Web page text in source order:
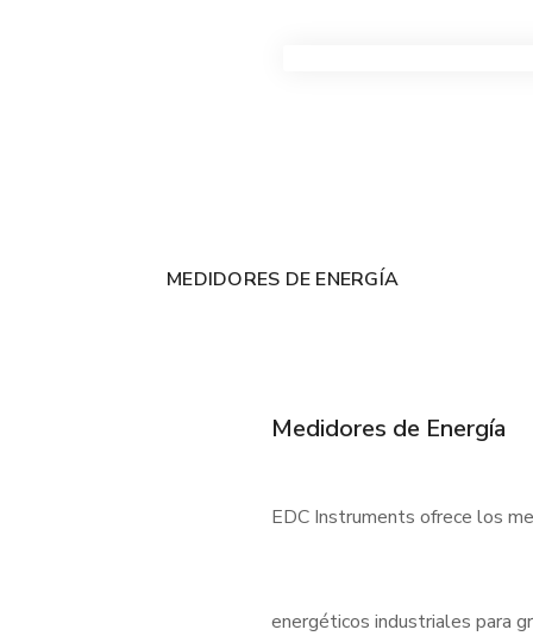
MEDIDORES DE ENERGÍA
Medidores de Energía
EDC Instruments ofrece los
energéticos industriales para